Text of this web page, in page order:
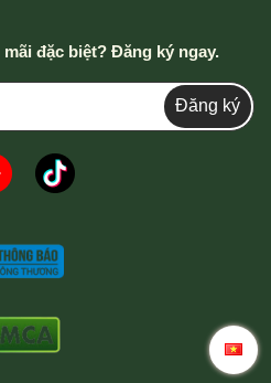
đặc biệt? Đăng ký ngay.
Đăng ký